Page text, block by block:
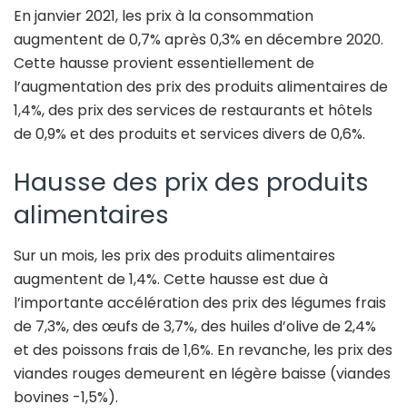
En janvier 2021, les prix à la consommation
augmentent de 0,7% après 0,3% en décembre 2020.
Cette hausse provient essentiellement de
l’augmentation des prix des produits alimentaires de
1,4%, des prix des services de restaurants et hôtels
de 0,9% et des produits et services divers de 0,6%.
Hausse des prix des produits
alimentaires
Sur un mois, les prix des produits alimentaires
augmentent de 1,4%. Cette hausse est due à
l’importante accélération des prix des légumes frais
de 7,3%, des œufs de 3,7%, des huiles d’olive de 2,4%
et des poissons frais de 1,6%. En revanche, les prix des
viandes rouges demeurent en légère baisse (viandes
bovines -1,5%).